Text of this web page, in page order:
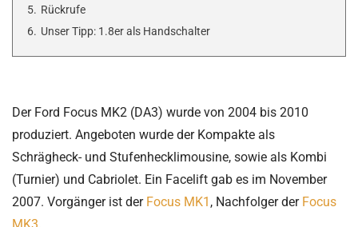
5. Rückrufe
6. Unser Tipp: 1.8er als Handschalter
Der Ford Focus MK2 (DA3) wurde von 2004 bis 2010
produziert. Angeboten wurde der Kompakte als
Schrägheck- und Stufenhecklimousine, sowie als Kombi
(Turnier) und Cabriolet. Ein Facelift gab es im November
2007. Vorgänger ist der Focus MK1 , Nachfolger der Focus